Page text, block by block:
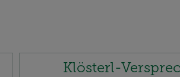
Klösterl-